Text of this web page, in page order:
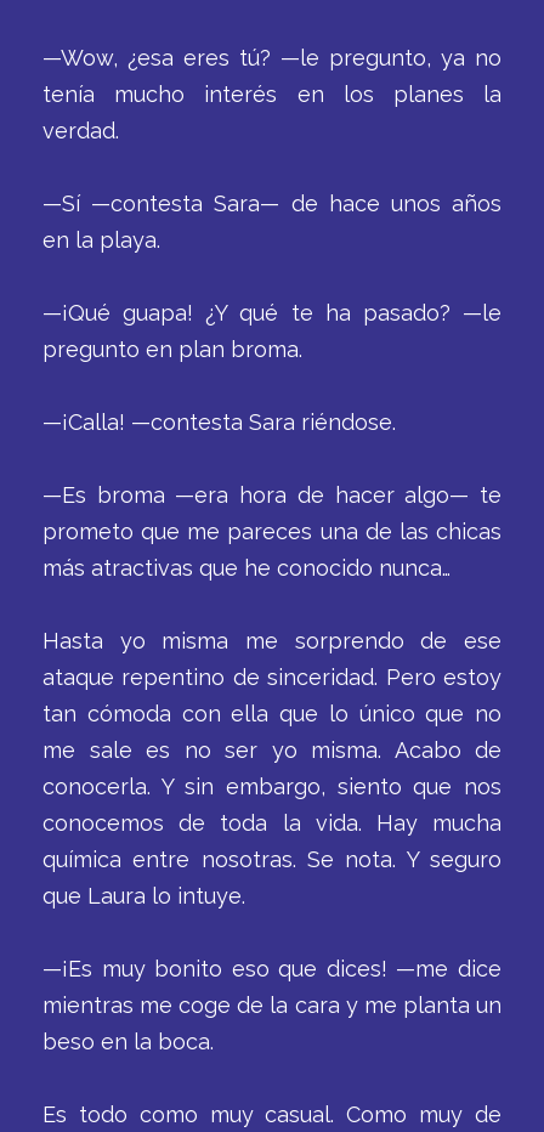
—Wow, ¿esa eres tú? —le pregunto, ya no
tenía mucho interés en los planes la
verdad.
—Sí —contesta Sara— de hace unos años
en la playa.
—¡Qué guapa! ¿Y qué te ha pasado? —le
pregunto en plan broma.
—¡Calla! —contesta Sara riéndose.
—Es broma —era hora de hacer algo— te
prometo que me pareces una de las chicas
más atractivas que he conocido nunca…
Hasta yo misma me sorprendo de ese
ataque repentino de sinceridad. Pero estoy
tan cómoda con ella que lo único que no
me sale es no ser yo misma. Acabo de
conocerla. Y sin embargo, siento que nos
conocemos de toda la vida. Hay mucha
química entre nosotras. Se nota. Y seguro
que Laura lo intuye.
—¡Es muy bonito eso que dices! —me dice
mientras me coge de la cara y me planta un
beso en la boca.
Es todo como muy casual. Como muy de